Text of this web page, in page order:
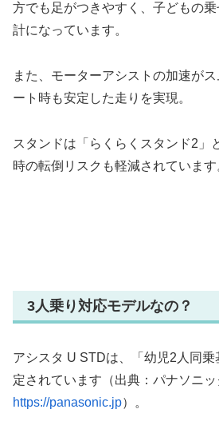
方でも足がつきやすく、子どもの
計になっています。
また、モーターアシストの加速が
ート時も安定した走りを実現。
スタンドは「らくらくスタンド2」
時の転倒リスクも軽減されています
3人乗り対応モデルなの？
アシスタ U STDは、「幼児2人同
定されています（出典：パナソニッ
https://panasonic.jp）。